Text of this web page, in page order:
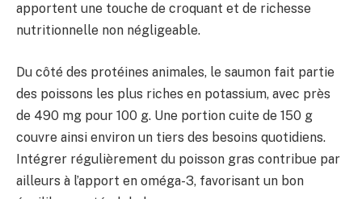
apportent une touche de croquant et de richesse
nutritionnelle non négligeable.
Du côté des protéines animales, le saumon fait partie
des poissons les plus riches en potassium, avec près
de 490 mg pour 100 g. Une portion cuite de 150 g
couvre ainsi environ un tiers des besoins quotidiens.
Intégrer régulièrement du poisson gras contribue par
ailleurs à l’apport en oméga-3, favorisant un bon